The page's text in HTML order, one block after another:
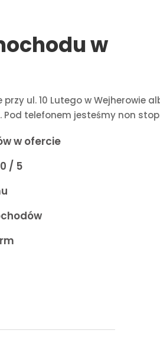
w
ul. 10 Lutego w Wejherowie
telefonem jesteśmy non
w ofercie
/ 5